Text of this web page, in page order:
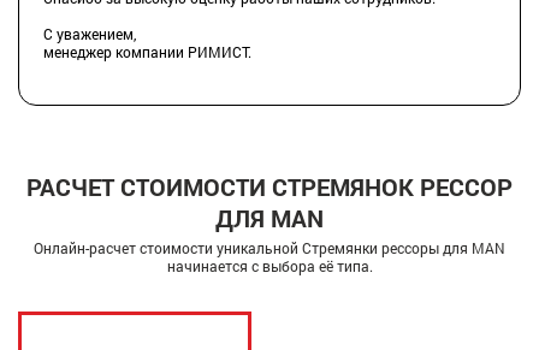
С уважением,
менеджер компании РИМИСТ.
РАСЧЕТ СТОИМОСТИ СТРЕМЯНОК РЕССОР
ДЛЯ MAN
Онлайн-расчет стоимости уникальной Стремянки рессоры для MAN
начинается с выбора её типа.